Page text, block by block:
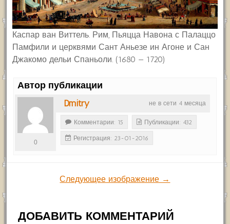
Каспар ван Виттель. Рим, Пьяцца Навона с Палаццо
Памфили и церквями Сант Аньезе ин Агоне и Сан
Джакомо дельи Спаньоли. (1680 — 1720)
Автор публикации
не в сети 4 месяца
Dmitry
0
Комментарии: 15 Публикации: 432
Регистрация: 23-01-2016
Следующее изображение →
ДОБАВИТЬ КОММЕНТАРИЙ